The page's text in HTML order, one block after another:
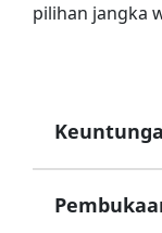
pilihan jangka